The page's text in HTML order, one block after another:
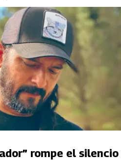
rompe el silencio